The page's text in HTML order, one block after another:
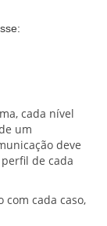
cada nível
um
deve
de cada
com cada caso,